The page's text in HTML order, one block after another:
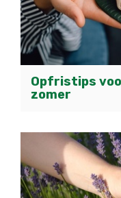
Opfristips
zomer